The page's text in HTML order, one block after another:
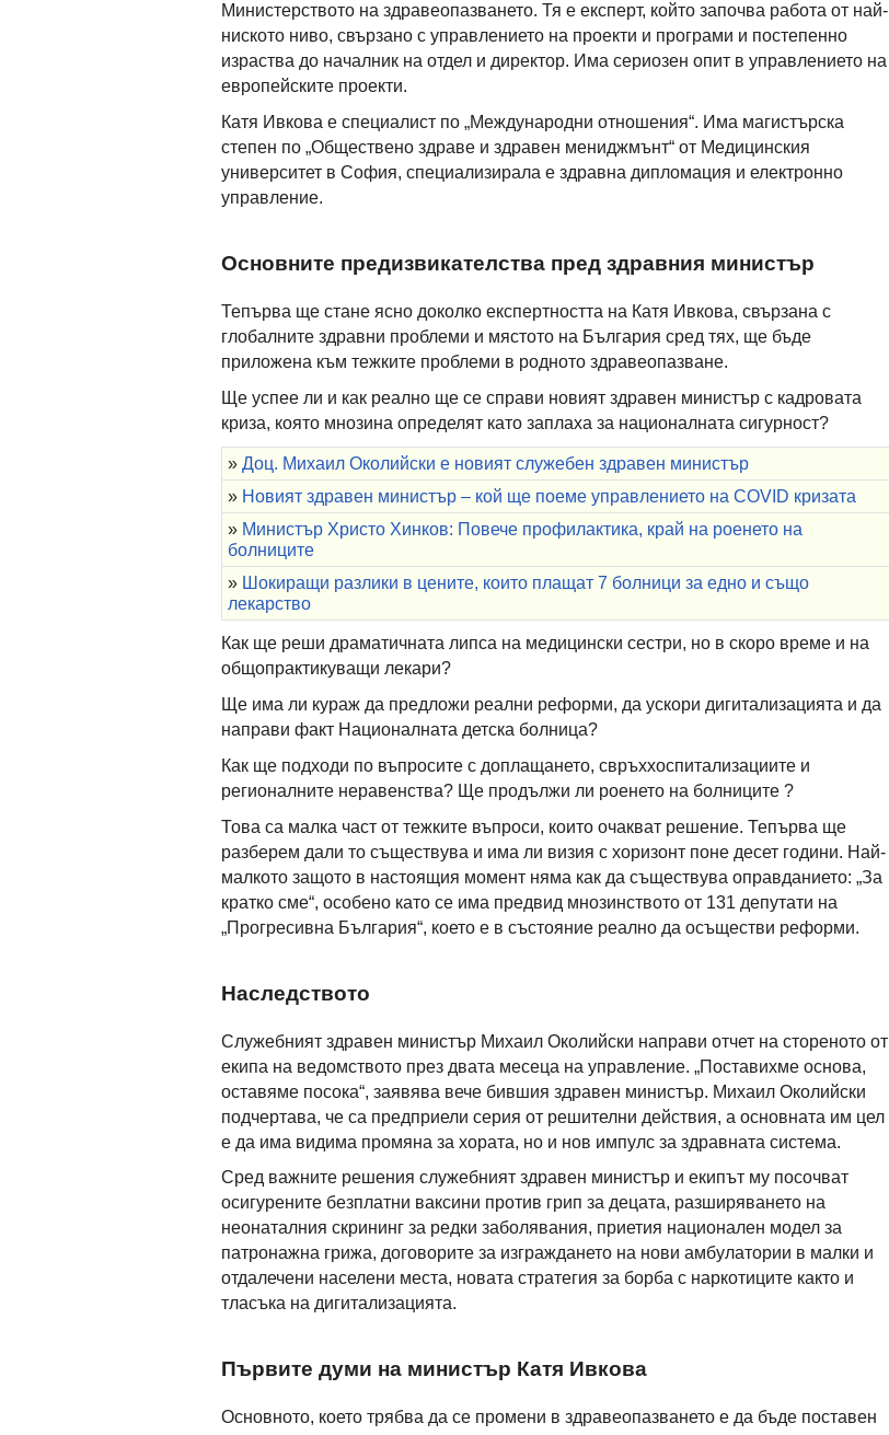
Министерството на здравеопазването. Тя е експерт, който започва работа от най-
ниското ниво, свързано с управлението на проекти и програми и постепенно
израства до началник на отдел и директор. Има сериозен опит в управлението на
европейските проекти.
Катя Ивкова е специалист по „Международни отношения“. Има магистърска
степен по „Обществено здраве и здравен мениджмънт“ от Медицинския
университет в София, специализирала е здравна дипломация и електронно
управление.
Основните предизвикателства пред здравния министър
Тепърва ще стане ясно доколко експертността на Катя Ивкова, свързана с
глобалните здравни проблеми и мястото на България сред тях, ще бъде
приложена към тежките проблеми в родното здравеопазване.
Ще успее ли и как реално ще се справи новият здравен министър с кадровата
криза, която мнозина определят като заплаха за националната сигурност?
» Доц. Михаил Околийски е новият служебен здравен министър
» Новият здравен министър – кой ще поеме управлението на COVID кризата
» Министър Христо Хинков: Повече профилактика, край на роенето на
болниците
» Шокиращи разлики в цените, които плащат 7 болници за едно и също
лекарство
Как ще реши драматичната липса на медицински сестри, но в скоро време и на
общопрактикуващи лекари?
Ще има ли кураж да предложи реални реформи, да ускори дигитализацията и да
направи факт Националната детска болница?
Как ще подходи по въпросите с доплащането, свръххоспитализациите и
регионалните неравенства? Ще продължи ли роенето на болниците ?
Това са малка част от тежките въпроси, които очакват решение. Тепърва ще
разберем дали то съществува и има ли визия с хоризонт поне десет години. Най-
малкото защото в настоящия момент няма как да съществува оправданието: „За
кратко сме“, особено като се има предвид мнозинството от 131 депутати на
„Прогресивна България“, което е в състояние реално да осъществи реформи.
Наследството
Служебният здравен министър Михаил Околийски направи отчет на стореното от
екипа на ведомството през двата месеца на управление. „Поставихме основа,
оставяме посока“, заявява вече бившия здравен министър. Михаил Околийски
подчертава, че са предприели серия от решителни действия, а основната им цел
е да има видима промяна за хората, но и нов импулс за здравната система.
Сред важните решения служебният здравен министър и екипът му посочват
осигурените безплатни ваксини против грип за децата, разширяването на
неонаталния скрининг за редки заболявания, приетия национален модел за
патронажна грижа, договорите за изграждането на нови амбулатории в малки и
отдалечени населени места, новата стратегия за борба с наркотиците както и
тласъка на дигитализацията.
Първите думи на министър Катя Ивкова
Основното, което трябва да се промени в здравеопазването е да бъде поставен